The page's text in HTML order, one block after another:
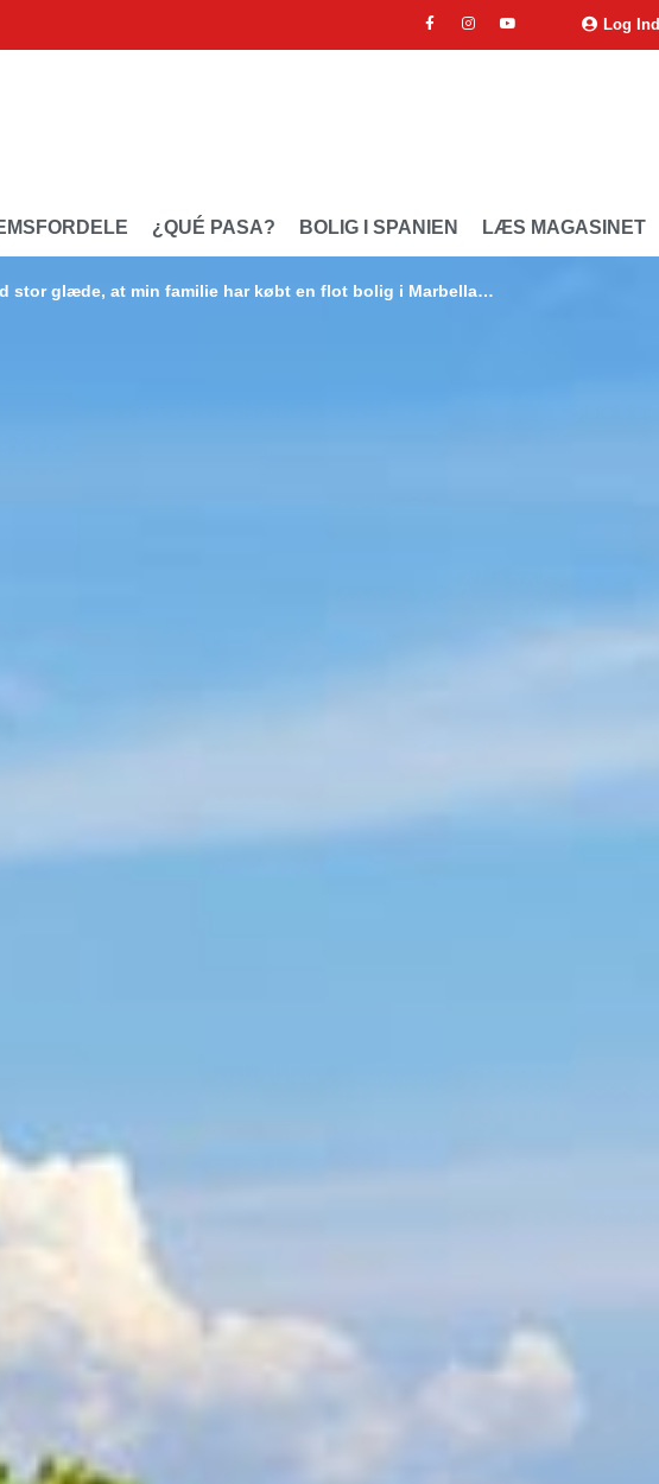
Log Ind
¿QUÉ PASA? BOLIG I SPANIEN LÆS MAGASINET
stor glæde, at min familie har købt en flot bolig i Marbella…